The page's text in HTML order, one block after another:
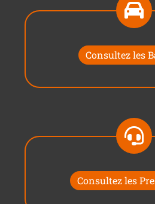
Consultez les
Consultez les